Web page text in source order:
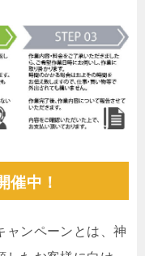
催中！
ャンペーンとは、神